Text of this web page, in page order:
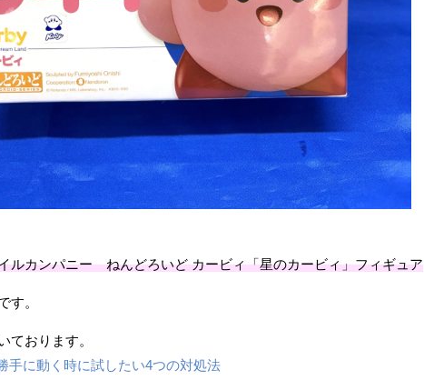
ルカンパニー ねんどろいど ​カービィ「星のカービィ」フィギュア
す。
ております。
手に動く時に試したい4つの対処法